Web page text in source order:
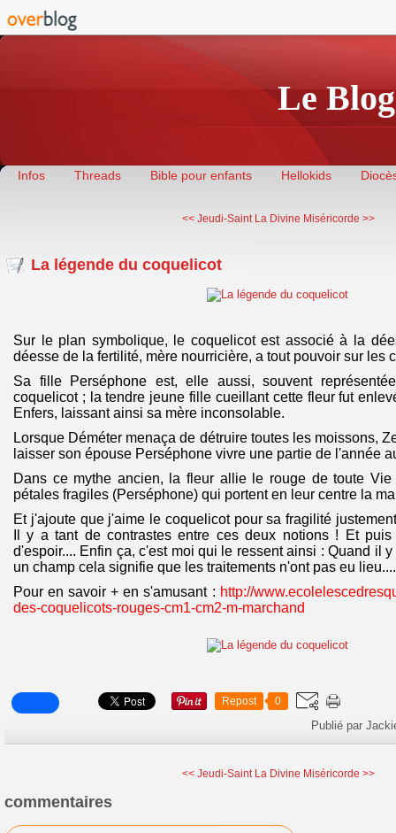
Le
Infos Threads Bible pour enfants Hellokids
<< Jeudi-Saint La Divine Miséricorde >>
La légende du coquelicot
Sur le plan symbolique, le coquelicot est associé à la
déesse de la fertilité, mère nourricière, a tout pouvoir sur les
Sa fille Perséphone est, elle aussi, souvent
coquelicot ; la tendre jeune fille cueillant cette fleur fut
Enfers, laissant ainsi sa mère inconsolable.
Lorsque Déméter menaça de détruire toutes les moissons,
laisser son épouse Perséphone vivre une partie de l'année
Dans ce mythe ancien, la fleur allie le rouge de toute Vie
pétales fragiles (Perséphone) qui portent en leur centre la
Et j'ajoute que j'aime le coquelicot pour sa fragilité
Il y a tant de contrastes entre ces deux notions ! Et
d'espoir.... Enfin ça, c'est moi qui le ressent ainsi : Quand il
un champ cela signifie que les traitements n'ont pas eu
Pour en savoir + en s'amusant : http://
des-coquelicots-rouges-cm1-cm2-m-marchand
Repost 0
Publié par
<< Jeudi-Saint La Divine Miséricorde >>
commentaires